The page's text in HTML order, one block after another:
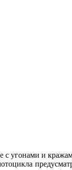
угонами и